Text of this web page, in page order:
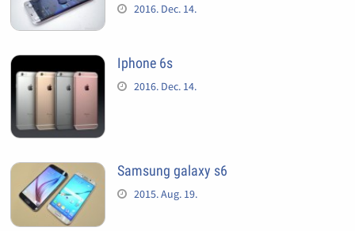
2016. Dec. 14.
Iphone 6s
2016. Dec. 14.
Samsung galaxy s6
2015. Aug. 19.